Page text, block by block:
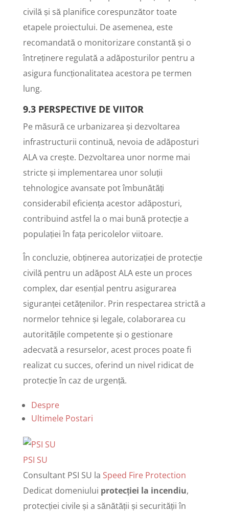
civilă și să planifice corespunzător toate
etapele proiectului. De asemenea, este
recomandată o monitorizare constantă și o
întreținere regulată a adăposturilor pentru a
asigura funcționalitatea acestora pe termen
lung.
9.3 PERSPECTIVE DE VIITOR
Pe măsură ce urbanizarea și dezvoltarea
infrastructurii continuă, nevoia de adăposturi
ALA va crește. Dezvoltarea unor norme mai
stricte și implementarea unor soluții
tehnologice avansate pot îmbunătăți
considerabil eficiența acestor adăposturi,
contribuind astfel la o mai bună protecție a
populației în fața pericolelor viitoare.
În concluzie, obținerea autorizației de protecție
civilă pentru un adăpost ALA este un proces
complex, dar esențial pentru asigurarea
siguranței cetățenilor. Prin respectarea strictă a
normelor tehnice și legale, colaborarea cu
autoritățile competente și o gestionare
adecvată a resurselor, acest proces poate fi
realizat cu succes, oferind un nivel ridicat de
protecție în caz de urgență.
Despre
Ultimele Postari
PSI SU
Consultant PSI SU la Speed Fire Protection
Dedicat domeniului protecției la incendiu,
protecției civile și a sănătății și securității în